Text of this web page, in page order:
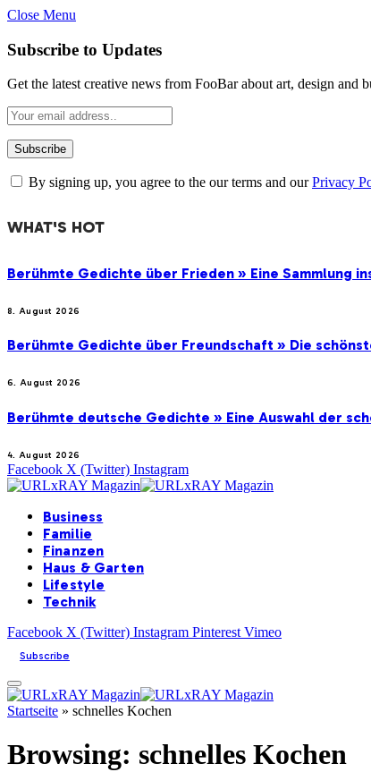
Close Menu
Subscribe to Updates
Get the latest creative news from FooBar about art, design and
By signing up, you agree to the our terms and ourPrivacy
WHAT'S HOT
Berühmte Gedichte über Frieden » Eine Sammlung
8. August 2026
Berühmte Gedichte über Freundschaft » Die
6. August 2026
Berühmte deutsche Gedichte » Eine Auswahl der
4. August 2026
Facebook X (Twitter) Instagram
Business
Familie
Finanzen
Haus & Garten
Lifestyle
Technik
Facebook X (Twitter) Instagram Pinterest Vimeo
Subscribe
Startseite » schnelles Kochen
Browsing: schnelles Kochen